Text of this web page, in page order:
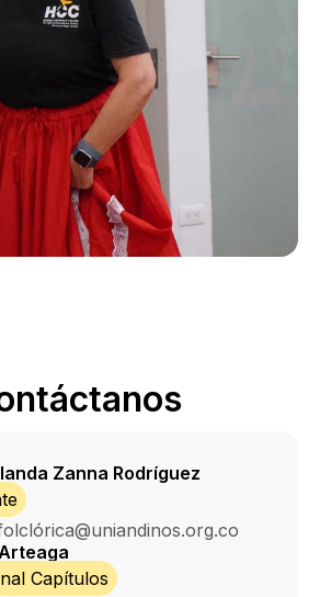
Zanna Rodríguez
Capítulos